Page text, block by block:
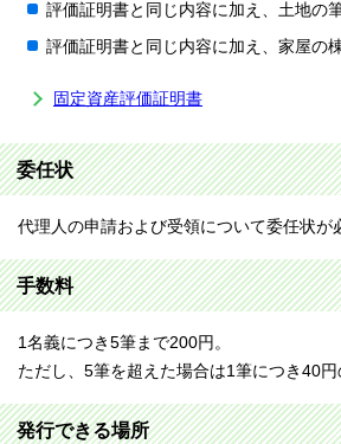
評価証明書と同じ内容に加え、土地の
評価証明書と同じ内容に加え、家屋の
固定資産評価証明書
委任状
代理人の申請および受領について委任状が
手数料
1名義につき5筆まで200円。
ただし、5筆を超えた場合は1筆につき40円
発行できる場所